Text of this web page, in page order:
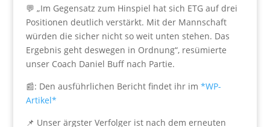
💬 „Im Gegensatz zum Hinspiel hat sich ETG auf drei
Positionen deutlich verstärkt. Mit der Mannschaft
würden die sicher nicht so weit unten stehen. Das
Ergebnis geht deswegen in Ordnung“, resümierte
unser Coach Daniel Buff nach Partie.
📰: Den ausführlichen Bericht findet ihr im *WP-
Artikel*
📌 Unser ärgster Verfolger ist nach dem erneuten